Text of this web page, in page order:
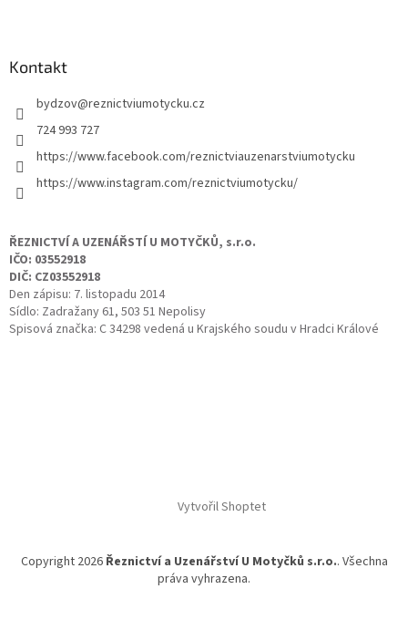
Kontakt
bydzov@reznictviumotycku.cz
724 993 727
https://www.facebook.com/reznictviauzenarstviumotycku
https://www.instagram.com/reznictviumotycku/
ŘEZNICTVÍ A UZENÁŘSTÍ U MOTYČKŮ, s.r.o.
IČO: 03552918
DIČ: CZ03552918
Den zápisu: 7. listopadu 2014
Sídlo: Zadražany 61, 503 51 Nepolisy
Spisová značka: C 34298 vedená u Krajského soudu v Hradci Králové
Vytvořil Shoptet
Copyright 2026 Řeznictví a Uzenářství U Motyčků s.r.o.. Všechna
práva vyhrazena.